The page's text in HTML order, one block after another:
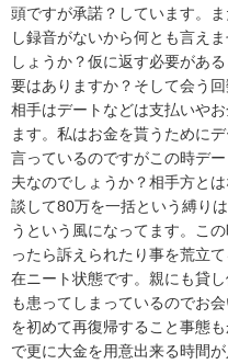
頭ですが承諾？しています。
し録音がないから何とも言え
しょうか？仮に返す必要があ
要はありますか？そして会う
相手はデートなどは支払いや
ます。私はお金を貰うために
言っているのですがこの時デ
夫なのでしょうか？相手方と
談して80万を一括という縛り
うという風になってます。こ
ったら訴えられたり事を荒立
在ニート状態です。親にも貸
も患ってしまっているのでお
を初めて再復帰すること事態
で更に大金を用意出来る時間